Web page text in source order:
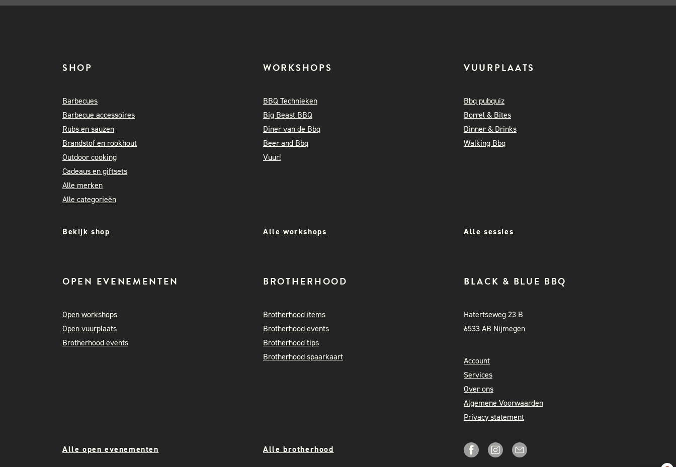
SHOP
Barbecues
Barbecue accessoires
Rubs en sauzen
Brandstof en rookhout
Outdoor cooking
Cadeaus en giftsets
Alle merken
Alle categorieën
WORKSHOPS
BBQ Technieken
Big Beast BBQ
Diner van de Bbq
Beer and Bbq
Vuur!
VUURPLAATS
Bbq pubquiz
Borrel & Bites
Dinner & Drinks
Walking Bbq
Bekijk shop Alle workshops Alle sessies
OPEN EVENEMENTEN
Open workshops
Open vuurplaats
Brotherhood events
BROTHERHOOD
Brotherhood items
Brotherhood events
Brotherhood tips
Brotherhood spaarkaart
BLACK & BLUE BBQ
Hatertseweg 23 B
6533 AB Nijmegen
Account
Services
Over ons
Algemene Voorwaarden
Privacy statement
Alle open evenementen Alle brotherhood